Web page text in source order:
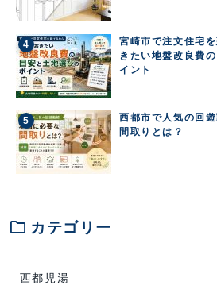
宮崎市で注文住宅
きたい地盤改良費
イント
西都市で人気の回
間取りとは？
folder カテゴリー
西都児湯